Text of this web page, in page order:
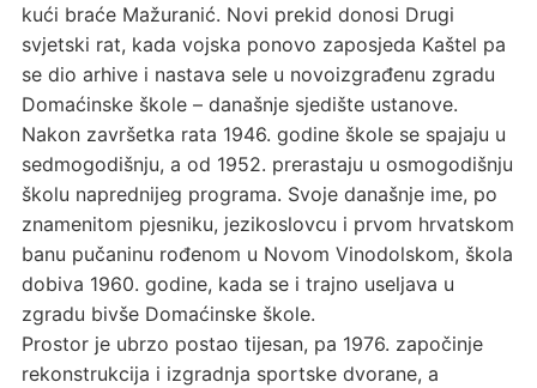
kući braće Mažuranić. Novi prekid donosi Drugi
svjetski rat, kada vojska ponovo zaposjeda Kaštel pa
se dio arhive i nastava sele u novoizgrađenu zgradu
Domaćinske škole – današnje sjedište ustanove.
Nakon završetka rata 1946. godine škole se spajaju u
sedmogodišnju, a od 1952. prerastaju u osmogodišnju
školu naprednijeg programa. Svoje današnje ime, po
znamenitom pjesniku, jezikoslovcu i prvom hrvatskom
banu pučaninu rođenom u Novom Vinodolskom, škola
dobiva 1960. godine, kada se i trajno useljava u
zgradu bivše Domaćinske škole.
Prostor je ubrzo postao tijesan, pa 1976. započinje
rekonstrukcija i izgradnja sportske dvorane, a